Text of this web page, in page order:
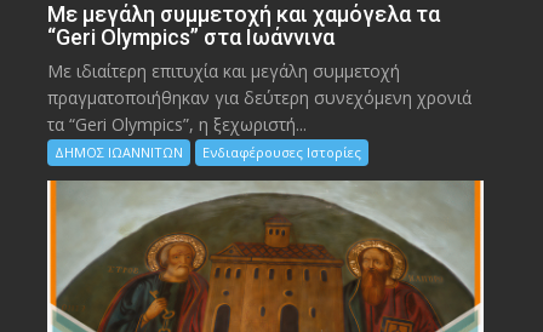
Με μεγάλη συμμετοχή και χαμόγελα τα
“Geri Olympics” στα Ιωάννινα
Με ιδιαίτερη επιτυχία και μεγάλη συμμετοχή
πραγματοποιήθηκαν για δεύτερη συνεχόμενη χρονιά
τα “Geri Olympics”, η ξεχωριστή...
ΔΗΜΟΣ ΙΩΑΝΝΙΤΩΝ Ενδιαφέρουσες Ιστορίες